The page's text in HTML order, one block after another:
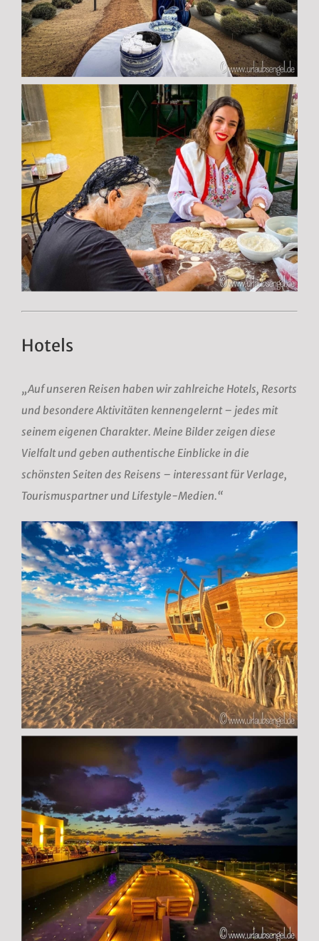
Hotels
„Auf unseren Reisen haben wir zahlreiche Hotels, Resorts
und besondere Aktivitäten kennengelernt – jedes mit
seinem eigenen Charakter. Meine Bilder zeigen diese
Vielfalt und geben authentische Einblicke in die
schönsten Seiten des Reisens – interessant für Verlage,
Tourismuspartner und Lifestyle-Medien.“